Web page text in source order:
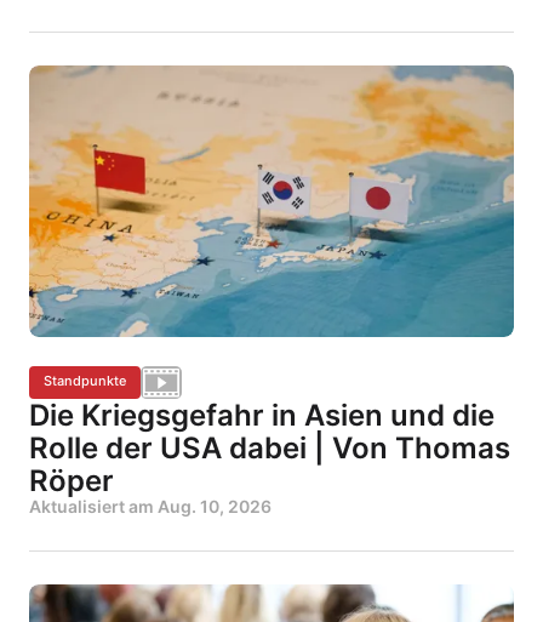
Standpunkte
Die Kriegsgefahr in Asien und die
Rolle der USA dabei | Von Thomas
Röper
Aktualisiert am Aug. 10, 2026